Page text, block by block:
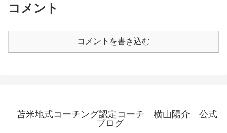
コメント
コメントを書き込む
苫米地式コーチング認定コーチ 横山陽介 公式
ブログ